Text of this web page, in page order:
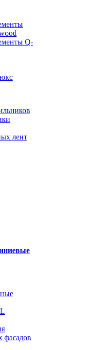
Q-
лент
фасадов